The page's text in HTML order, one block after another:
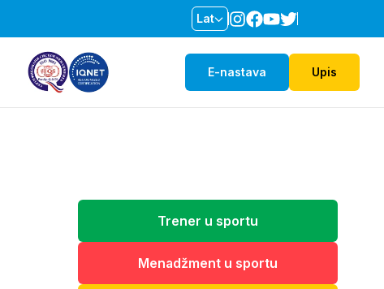
Lat
E-nastava Upis
Trener u sportu
Menadžment u sportu